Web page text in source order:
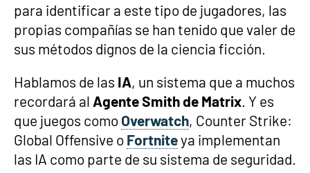
para identificar a este tipo de jugadores, las
propias compañías se han tenido que valer de
sus métodos dignos de la ciencia ficción.
Hablamos de las IA, un sistema que a muchos
recordará al Agente Smith de Matrix. Y es
que juegos como Overwatch, Counter Strike:
Global Offensive o Fortniteya implementan
las IA como parte de su sistema de seguridad.